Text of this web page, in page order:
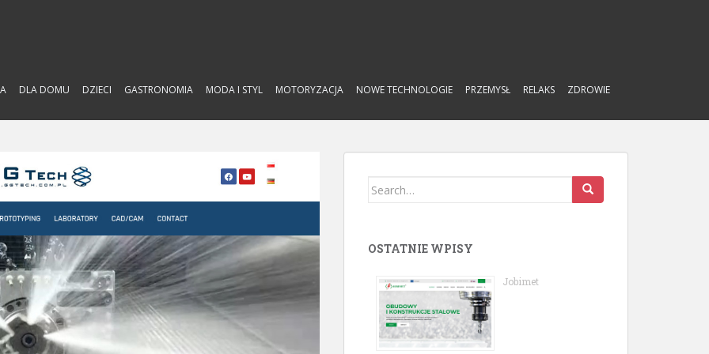
DLA DOMU DZIECI GASTRONOMIA MODA I STYL MOTORYZACJA NOWE TECHNOLOGIE PRZEMYSŁ RELAKS ZDROWIE
Search
OSTATNIE WPISY
Jobimet